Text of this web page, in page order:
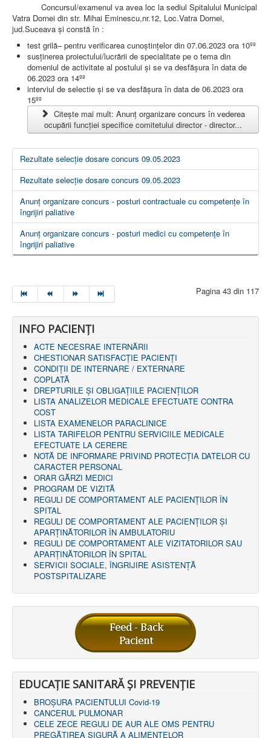
CONSILIU DE ETICĂ
CONTACT
INFORMAŢII CONTACT
RUTE ACCES
RELAȚIA CU MASS-MEDIA
PURTĂTOR DE CUVÂNT
REGULI ACCES MASS-MEDIA
COMUNICATE
HARTĂ SITE
PROGRAMARE ONLINE
Concursul/examenul va avea loc la sediul Spitalului Municipal
Vatra Dornei din str. Mihai Eminescu,nr.12, Loc.Vatra Dornei,
jud.Suceava şi constă în :
test grilă– pentru verificarea cunoştinţelor din 07.06.2023 ora 10ºº
susţinerea proiectului/lucrării de specialitate pe o tema din
domeniul de activitate al postului şi se va desfăşura în data de
06.2023 ora 14ºº
interviul de selectie şi se va desfăşura în data de 06.2023 ora
15ºº
Citește mai mult: Anunț organizare concurs în vederea
ocupării funcției specifice comitetului director - director...
Rezultate selecție dosare concurs 09.05.2023
Rezultate selecție dosare concurs 09.05.2023
Anunț organizare concurs - posturi contractuale cu competențe în
îngrijiri paliative
Anunț organizare concurs - posturi medici cu competențe în
îngrijiri paliative
Pagina 43 din 117
INFO PACIENŢI
ACTE NECESRAE INTERNĂRII
CHESTIONAR SATISFACŢIE PACIENŢI
CONDIȚII DE INTERNARE / EXTERNARE
COPLATĂ
DREPTURILE ŞI OBLIGAŢIILE PACIENȚILOR
LISTA ANALIZELOR MEDICALE EFECTUATE CONTRA
COST
LISTA EXAMENELOR PARACLINICE
LISTA TARIFELOR PENTRU SERVICIILE MEDICALE
EFECTUATE LA CERERE
NOTĂ DE INFORMARE PRIVIND PROTECŢIA DATELOR CU
CARACTER PERSONAL
ORAR GĂRZI MEDICI
PROGRAM DE VIZITĂ
REGULI DE COMPORTAMENT ALE PACIENȚILOR ÎN
SPITAL
REGULI DE COMPORTAMENT ALE PACIENȚILOR ȘI
APARȚINĂTORILOR ÎN AMBULATORIU
REGULI DE COMPORTAMENT ALE VIZITATORILOR SAU
APARȚINĂTORILOR ÎN SPITAL
SERVICII SOCIALE, ÎNGRIJIRE ASISTENŢĂ
POSTSPITALIZARE
EDUCAȚIE SANITARĂ ȘI PREVENȚIE
BROȘURA PACIENTULUI Covid-19
CANCERUL PULMONAR
CELE ZECE REGULI DE AUR ALE OMS PENTRU
PREGĂTIREA SIGURĂ A ALIMENTELOR